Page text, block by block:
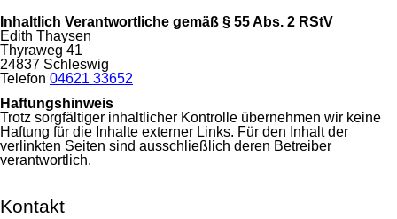
Inhaltlich Verantwortliche gemäß § 55 Abs. 2 RStV
Edith Thaysen
Thyraweg 41
24837 Schleswig
Telefon 04621 33652
Haftungshinweis
Trotz sorgfältiger inhaltlicher Kontrolle übernehmen wir keine
Haftung für die Inhalte externer Links. Für den Inhalt der
verlinkten Seiten sind ausschließlich deren Betreiber
verantwortlich.
Kontakt